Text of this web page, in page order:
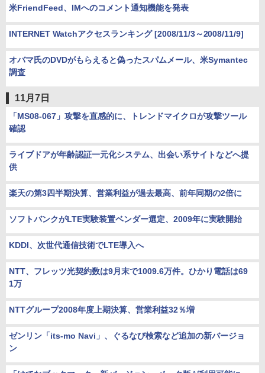
米FriendFeed、IMへのコメント通知機能を発表
INTERNET Watchアクセスランキング [2008/11/3～2008/11/9]
オバマ氏のDVDがもらえると偽ったスパムメール、米Symantec
調査
11月7日
「MS08-067」攻撃を直感的に、トレンドマイクロが攻撃ツール
確認
ライブドアが年齢認証一元化システム、出会い系サイトなどへ提
供
楽天の第3四半期決算、営業利益が過去最高、前年同期の2倍に
ソフトバンクがLTE実験装置ベンダー選定、2009年に実験開始
KDDI、次世代通信技術でLTE導入へ
NTT、フレッツ光契約数は9月末で1009.6万件。ひかり電話は69
1万
NTTグループ2008年度上期決算、営業利益32％増
ゼンリン「its-mo Navi」、ぐるなび検索など追加の新バージョ
ン